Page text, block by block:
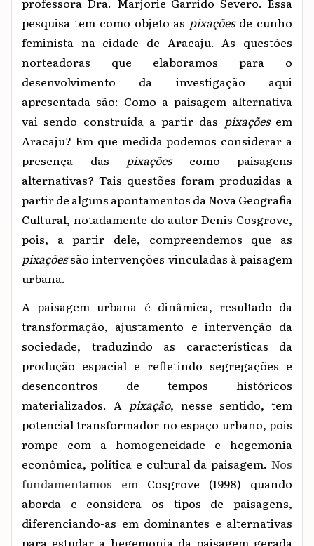
pesquisa tem como objeto as pixaçõesde cunho
feminista na cidade de Aracaju. As questões
norteadoras que elaboramos para o
desenvolvimento da investigação aqui
apresentada são: Como a paisagem alternativa
vai sendo construída a partir das pixaçõesem
Aracaju? Em que medida podemos considerar a
presença das pixaçõescomo paisagens
alternativas? Tais questões foram produzidas a
partir de alguns apontamentos da Nova Geografia
Cultural, notadamente do autor Denis Cosgrove,
pois, a partir dele, compreendemos que as
pixaçõessão intervenções vinculadas à paisagem
urbana.
A paisagem urbana é dinâmica, resultado da
transformação, ajustamento e intervenção da
sociedade, traduzindo as características da
produção espacial e refletindo segregações e
desencontros de tempos históricos
materializados. A pixação, nesse sentido, tem
potencial transformador no espaço urbano, pois
rompe com a homogeneidade e hegemonia
econômica, política e cultural da paisagem. Nos
fundamentamos em Cosgrove (1998) quando
aborda e considera os tipos de paisagens,
diferenciando-as em dominantes e alternativas
para estudar a hegemonia da paisagem gerada